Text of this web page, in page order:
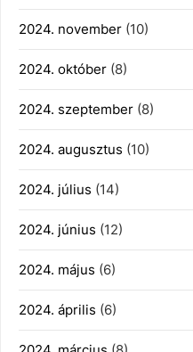
2024. november (10)
2024. október (8)
2024. szeptember (8)
2024. augusztus (10)
2024. július (14)
2024. június (12)
2024. május (6)
2024. április (6)